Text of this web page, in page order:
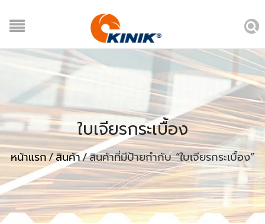
ใบเจียรกระเบื้อง
หน้าแรก/สินค้า/สินค้าที่มีป้ายกำกับ “ใบเจียรกระเบื้อง”